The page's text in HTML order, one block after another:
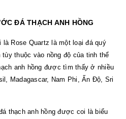
ĐÁ THẠCH ANH HỒNG
Rose Quartz là một loại đá quý
thuộc vào nồng độ của tinh thể
anh hồng được tìm thấy ở nhiều
Madagascar, Nam Phi, Ấn Độ, Sri
thạch anh hồng được coi là biểu